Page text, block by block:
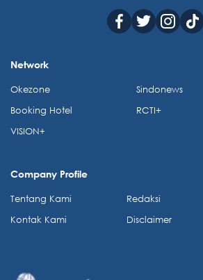
Network
Okezone
Booking Hotel
VISION+
Sindonews
RCTI+
Company Profile
Tentang Kami
Kontak Kami
Redaksi
Disclaimer